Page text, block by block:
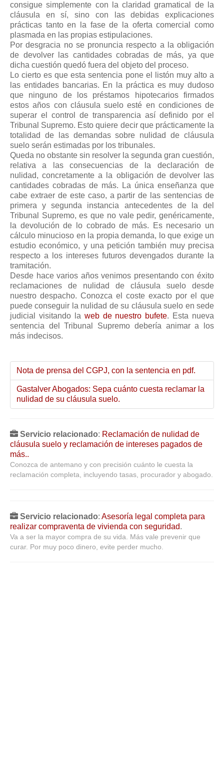
consigue simplemente con la claridad gramatical de la
cláusula en sí, sino con las debidas explicaciones
prácticas tanto en la fase de la oferta comercial como
plasmada en las propias estipulaciones.
Por desgracia no se pronuncia respecto a la obligación
de devolver las cantidades cobradas de más, ya que
dicha cuestión quedó fuera del objeto del proceso.
Lo cierto es que esta sentencia pone el listón muy alto a
las entidades bancarias. En la práctica es muy dudoso
que ninguno de los préstamos hipotecarios firmados
estos años con cláusula suelo esté en condiciones de
superar el control de transparencia así definido por el
Tribunal Supremo. Esto quiere decir que prácticamente la
totalidad de las demandas sobre nulidad de cláusula
suelo serán estimadas por los tribunales.
Queda no obstante sin resolver la segunda gran cuestión,
relativa a las consecuencias de la declaración de
nulidad, concretamente a la obligación de devolver las
cantidades cobradas de más. La única enseñanza que
cabe extraer de este caso, a partir de las sentencias de
primera y segunda instancia antecedentes de la del
Tribunal Supremo, es que no vale pedir, genéricamente,
la devolución de lo cobrado de más. Es necesario un
cálculo minucioso en la propia demanda, lo que exige un
estudio económico, y una petición también muy precisa
respecto a los intereses futuros devengados durante la
tramitación.
Desde hace varios años venimos presentando con éxito
reclamaciones de nulidad de cláusula suelo desde
nuestro despacho. Conozca el coste exacto por el que
puede conseguir la nulidad de su cláusula suelo en sede
judicial visitando la web de nuestro bufete. Esta nueva
sentencia del Tribunal Supremo debería animar a los
más indecisos.
Nota de prensa del CGPJ, con la sentencia en pdf.
Gastalver Abogados: Sepa cuánto cuesta reclamar la
nulidad de su cláusula suelo.
Servicio relacionado: Reclamación de nulidad de
cláusula suelo y reclamación de intereses pagados de
más..
Conozca de antemano y con precisión cuánto le cuesta la
reclamación completa, incluyendo tasas, procurador y abogado.
Servicio relacionado: Asesoría legal completa para
realizar compraventa de vivienda con seguridad.
Va a ser la mayor compra de su vida. Más vale prevenir que
curar. Por muy poco dinero, evite perder mucho.